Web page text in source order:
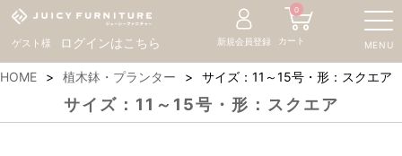
ゲスト様 ログインはこちら MENU
新規会員登録 カート
0
HOME 植木鉢・プランター サイズ：11～15号・形：スクエア
サイズ：11～15号・形：スクエア